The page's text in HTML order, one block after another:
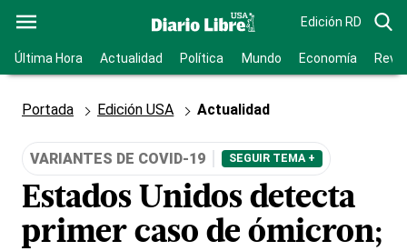
Edición RD
Última Hora Actualidad Política Mundo Economía
Portada Edición USA Actualidad
VARIANTES DE COVID-19 SEGUIR TEMA +
Estados Unidos detecta
primer caso de ómicron;